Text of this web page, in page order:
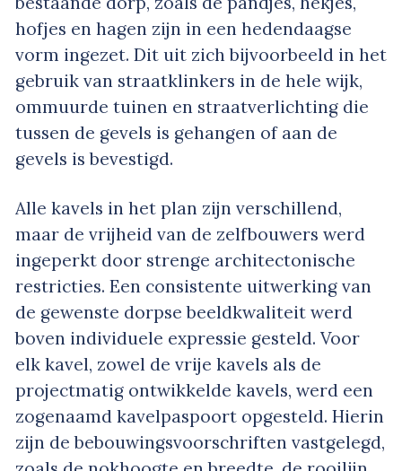
hofjes en hagen zijn in een hedendaagse
vorm ingezet. Dit uit zich bijvoorbeeld in het
gebruik van straatklinkers in de hele wijk,
ommuurde tuinen en straatverlichting die
tussen de gevels is gehangen of aan de
gevels is bevestigd.
Alle kavels in het plan zijn verschillend,
maar de vrijheid van de zelfbouwers werd
ingeperkt door strenge architectonische
restricties. Een consistente uitwerking van
de gewenste dorpse beeldkwaliteit werd
boven individuele expressie gesteld. Voor
elk kavel, zowel de vrije kavels als de
projectmatig ontwikkelde kavels, werd een
zogenaamd kavelpaspoort opgesteld. Hierin
zijn de bebouwingsvoorschriften vastgelegd,